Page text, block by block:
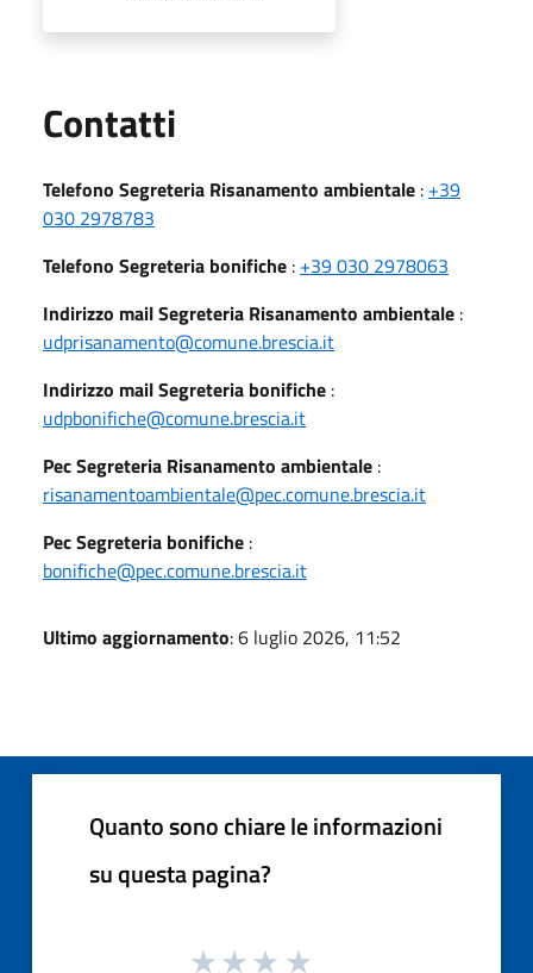
Contatti
Telefono Segreteria Risanamento ambientale : +39
030 2978783
Telefono Segreteria bonifiche : +39 030 2978063
Indirizzo mail Segreteria Risanamento ambientale :
udprisanamento@comune.brescia.it
Indirizzo mail Segreteria bonifiche :
udpbonifiche@comune.brescia.it
Pec Segreteria Risanamento ambientale :
risanamentoambientale@pec.comune.brescia.it
Pec Segreteria bonifiche :
bonifiche@pec.comune.brescia.it
Ultimo aggiornamento: 6 luglio 2026, 11:52
Quanto sono chiare le informazioni
su questa pagina?